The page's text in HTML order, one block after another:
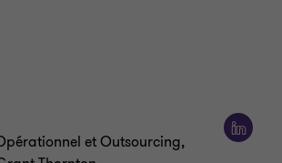
et Outsourcing,